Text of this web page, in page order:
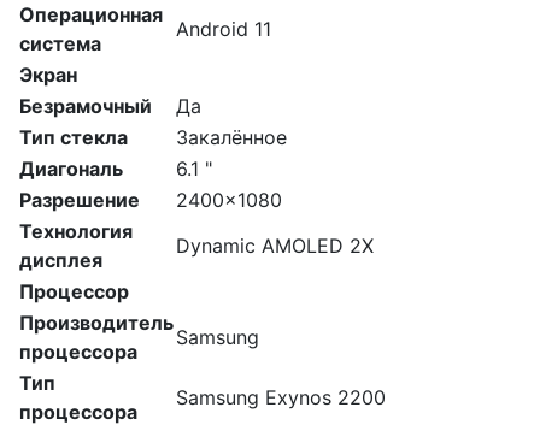
Операционная
система
Android 11
Экран
Безрамочный
Да
Тип стекла
Закалённое
Диагональ
6.1 "
Разрешение
2400x1080
Технология
дисплея
Dynamic AMOLED 2X
Процессор
Производитель
процессора
Samsung
Тип
процессора
Samsung Exynos 2200